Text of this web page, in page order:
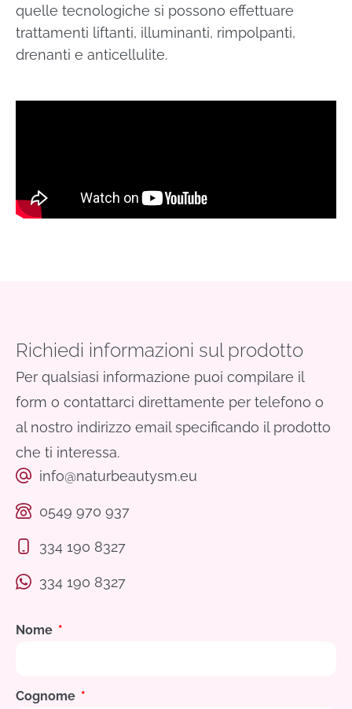
quelle tecnologiche si possono effettuare
trattamenti liftanti, illuminanti, rimpolpanti,
drenanti e anticellulite.
Richiedi informazioni sul prodotto
Per qualsiasi informazione puoi compilare il
form o contattarci direttamente per telefono o
al nostro indirizzo email specificando il prodotto
che ti interessa.
info@naturbeautysm.eu
0549 970 937
334 190 8327
334 190 8327
Nome
Cognome